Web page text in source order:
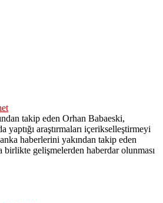
takip eden Orhan Babaeski,
yaptığı araştırmaları içerikselleştirmeyi
haberlerini yakından takip eden
gelişmelerden haberdar olunması